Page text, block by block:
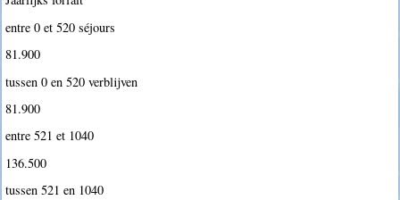
entre 0 et 520 séjours
81.900 
tussen 0 en 520 verblijven
81.900 
entre 521 et 1040
136.500 
tussen 521 en 1040